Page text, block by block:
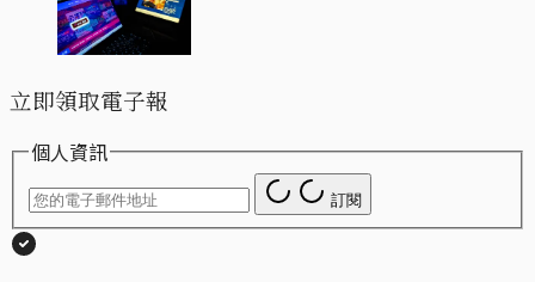
立即領取電子報
個人資訊
訂閱